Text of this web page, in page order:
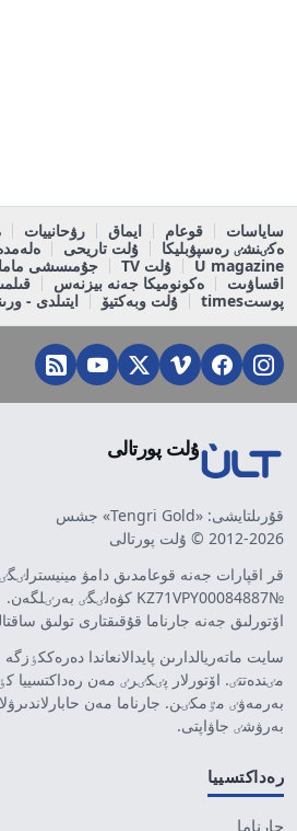
ساياسات قوعام ايماق رۋحانييات
ەكٸنشٸ رەسپۋبليكا
ۇلت تاريحى
U magazine
ۇلت TV
جۇمىسشى
اقساۋىت
ەكونوميكا جەنە بيزنەس
پوستtimes
ۇلت وبەكتيۆ ايتىلدى -
ۇلت پورتالى
قۇرىلتايشى: «Tengri Gold» جشس
2012-2026 © ۇلت پورتالى
قر اقپارات جەنە قوعامدىق دامۋ
№KZ71VPY00084887 كۋەلٸگٸ بەرٸلگەن.
اۆتورلىق جەنە جارناما قۇقىقتارى تولىق
سايت ماتەريالدارىن پايدالانعاندا
مٸندەتتٸ. اۆتورلار پٸكٸرٸ مەن
بەرمەۋٸ مٷمكٸن. جارناما مەن
بەرۋشٸ جاۋاپتى.
رەداكتسييا
جارناما